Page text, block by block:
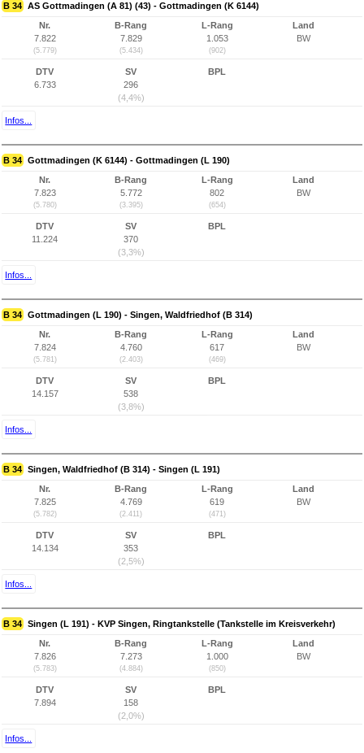
B 34 AS Gottmadingen (A 81) (43) - Gottmadingen (K 6144)
Nr.
7.822
(5.779)
B-Rang
7.829
(5.434)
L-Rang
1.053
(902)
Land
BW
DTV
6.733
SV
296
(4,4%)
BPL
Infos...
B 34 Gottmadingen (K 6144) - Gottmadingen (L 190)
Nr.
7.823
(5.780)
B-Rang
5.772
(3.395)
L-Rang
802
(654)
Land
BW
DTV
11.224
SV
370
(3,3%)
BPL
Infos...
B 34 Gottmadingen (L 190) - Singen, Waldfriedhof (B 314)
Nr.
7.824
(5.781)
B-Rang
4.760
(2.403)
L-Rang
617
(469)
Land
BW
DTV
14.157
SV
538
(3,8%)
BPL
Infos...
B 34 Singen, Waldfriedhof (B 314) - Singen (L 191)
Nr.
7.825
(5.782)
B-Rang
4.769
(2.411)
L-Rang
619
(471)
Land
BW
DTV
14.134
SV
353
(2,5%)
BPL
Infos...
B 34 Singen (L 191) - KVP Singen, Ringtankstelle (Tankstelle im Kreisverkehr)
Nr.
7.826
(5.783)
B-Rang
7.273
(4.884)
L-Rang
1.000
(850)
Land
BW
DTV
7.894
SV
158
(2,0%)
BPL
Infos...